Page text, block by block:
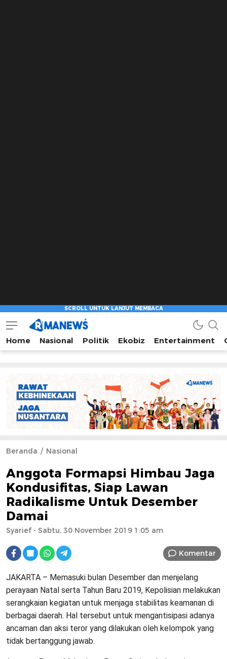
Home Nasional Politik Ekobiz Entertainment
Beranda Nasional
Anggota Formapsi Himbau Jaga
Kondusifitas, Siap Lawan
Radikalisme Untuk Desember
Damai
Syarief- Sabtu, 30 November 2019 1:05 am
Komentar
JAKARTA – Memasuki bulan Desember dan menjelang
perayaan Natal serta Tahun Baru 2019, Kepolisian melakukan
serangkaian kegiatan untuk menjaga stabilitas keamanan di
berbagai daerah. Hal tersebut untuk mengantisipasi adanya
ancaman dan aksi teror yang dilakukan oleh kelompok yang
tidak bertanggung jawab.